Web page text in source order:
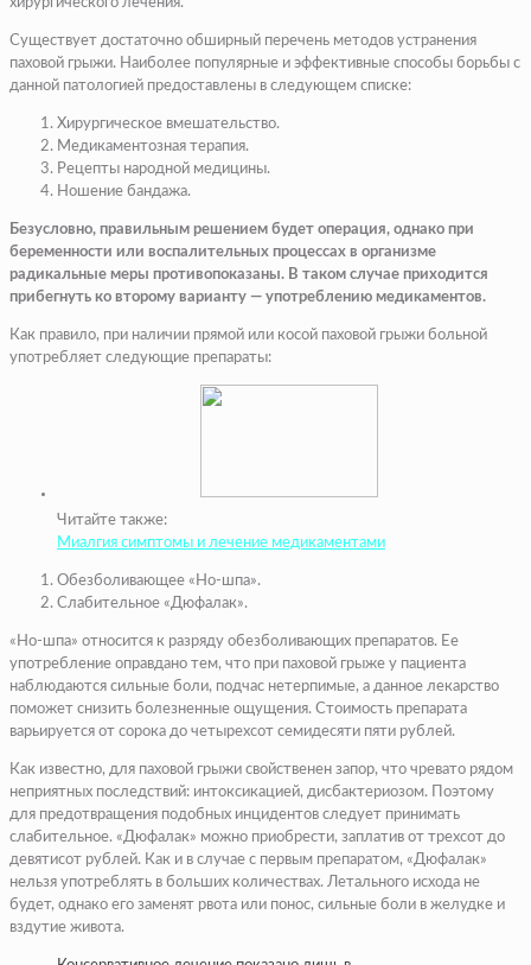
Существует достаточно обширный перечень методов устранения
паховой грыжи. Наиболее популярные и эффективные способы борьбы с
данной патологией предоставлены в следующем списке:
Хирургическое вмешательство.
Медикаментозная терапия.
Рецепты народной медицины.
Ношение бандажа.
Безусловно, правильным решением будет операция, однако при
беременности или воспалительных процессах в организме
радикальные меры противопоказаны. В таком случае приходится
прибегнуть ко второму варианту — употреблению медикаментов.
Как правило, при наличии прямой или косой паховой грыжи больной
употребляет следующие препараты:
Читайте также:
Миалгия симптомы и лечение медикаментами
Обезболивающее «Но-шпа».
Слабительное «Дюфалак».
«Но-шпа» относится к разряду обезболивающих препаратов. Ее
употребление оправдано тем, что при паховой грыже у пациента
наблюдаются сильные боли, подчас нетерпимые, а данное лекарство
поможет снизить болезненные ощущения. Стоимость препарата
варьируется от сорока до четырехсот семидесяти пяти рублей.
Как известно, для паховой грыжи свойственен запор, что чревато рядом
неприятных последствий: интоксикацией, дисбактериозом. Поэтому
для предотвращения подобных инцидентов следует принимать
слабительное. «Дюфалак» можно приобрести, заплатив от трехсот до
девятисот рублей. Как и в случае с первым препаратом, «Дюфалак»
нельзя употреблять в больших количествах. Летального исхода не
будет, однако его заменят рвота или понос, сильные боли в желудке и
вздутие живота.